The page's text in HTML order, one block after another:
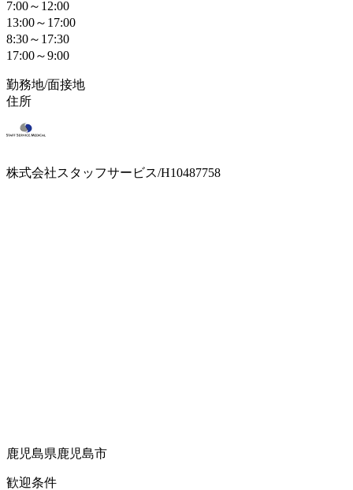
7:00～12:00
13:00～17:00
8:30～17:30
17:00～9:00
勤務地/面接地
住所
株式会社スタッフサービス/H10487758
鹿児島県鹿児島市
歓迎条件